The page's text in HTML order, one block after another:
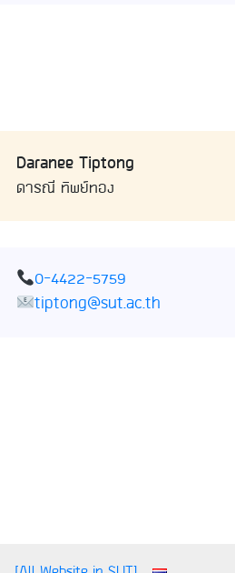
Daranee Tiptong
ดารณี ทิพย์ทอง
0-4422-5759
tiptong@sut.ac.th